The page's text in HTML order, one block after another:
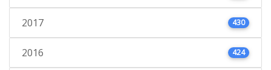
2017 430
2016 424